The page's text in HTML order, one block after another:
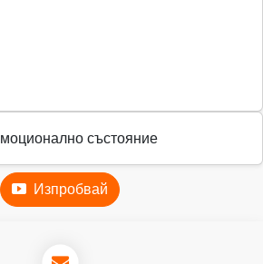
състояние
Изпробвай